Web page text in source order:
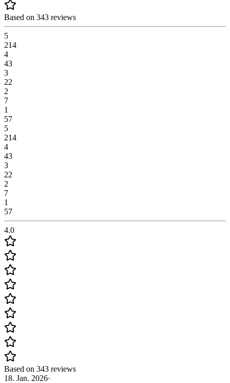
Based on 343 reviews
5
214
4
43
3
22
2
7
1
57
5
214
4
43
3
22
2
7
1
57
4.0
Based on 343 reviews
18. Jan. 2026·